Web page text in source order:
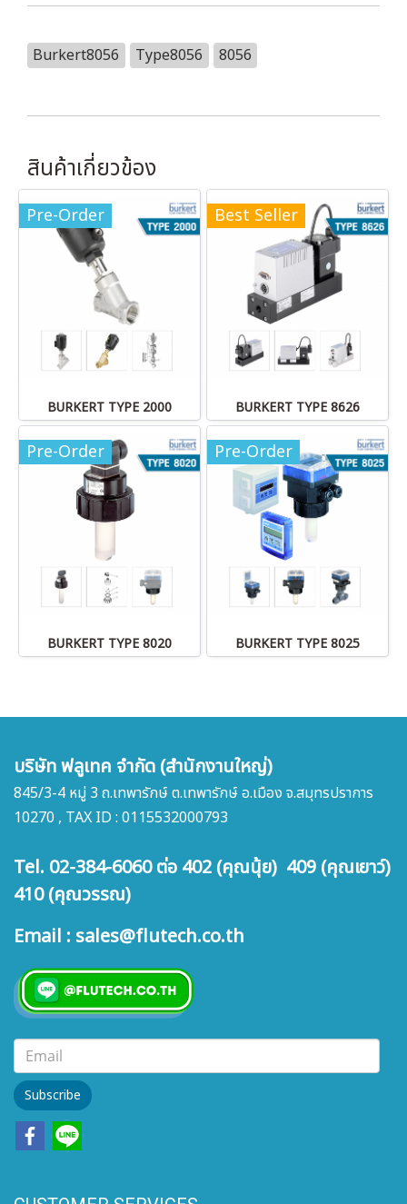
Burkert8056 Type8056 8056
สินค้าเกี่ยวข้อง
Pre-Order
BURKERT TYPE 2000
Best Seller
BURKERT TYPE 8626
Pre-Order
BURKERT TYPE 8020
Pre-Order
BURKERT TYPE 8025
บริษัท ฟลูเทค จำกัด (สำนักงานใหญ่)
845/3-4 หมู่ 3 ถ.เทพารักษ์ ต.เทพารักษ์ อ.เมือง จ.สมุทรปราการ
10270 , TAX ID : 0115532000793
Tel. 02-384-6060 ต่อ 402 (คุณนุ้ย) 409 (คุณเยาว์)
410 (คุณวรรณ)
Email : sales@flutech.co.th
Subscribe